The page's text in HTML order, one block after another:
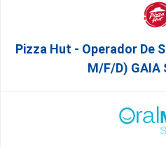
Pizza Hut - Operador De
M/f/d) GAIA